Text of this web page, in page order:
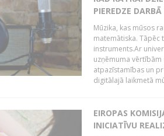
PIEREDZE
Mūzika, kas mūsos
matemātiska. Tāpēc
instruments.Ar
uzņēmuma
atpazīstamības un
digitālajā laikmetā
EIROPAS
INICIATĪVU